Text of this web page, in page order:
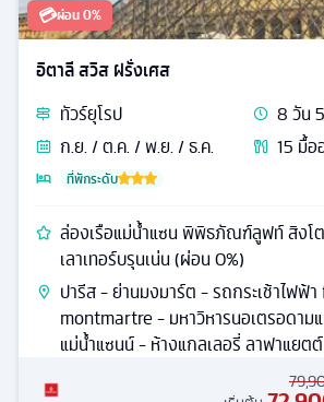
💳ผ่อน 0%
อิตาลี สวิส ฝรั่งเศส
ทัวร์ยุโรป 8วัน5
ก.ย. / ต.ค. / พ.ย. / ธ.ค.
15 มื้อ
ที่พักระดับ
ล่องเรือแม่น้ำแซน พิพิธภัณฑ์ลูฟท์ สิงโ
เลาเทอร์บรุนเน่น (ผ่อน 0%)
ปารีส - ย่านมงมาร์ต - รถกระเช้าไฟฟ้
montmartre - มหาวิหารนอเตรอดาม
แม่น้ำแซนน์ - ห้างแกลเลอรี่ ลาฟาแย